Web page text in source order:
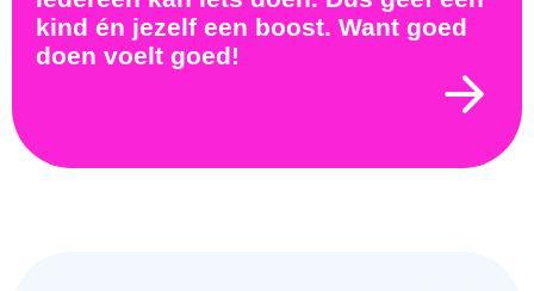
kind én jezelf een boost. Want goed
doen voelt goed!